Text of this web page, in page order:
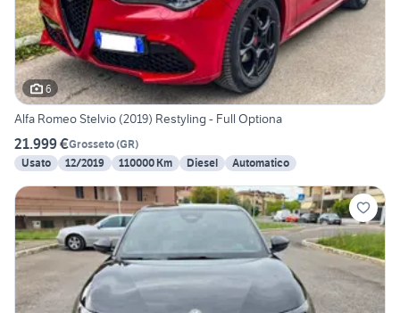
6
Alfa Romeo Stelvio (2019) Restyling - Full Optiona
21.999 €Grosseto(GR)
Usato
12/2019 110000 Km Diesel Automatico